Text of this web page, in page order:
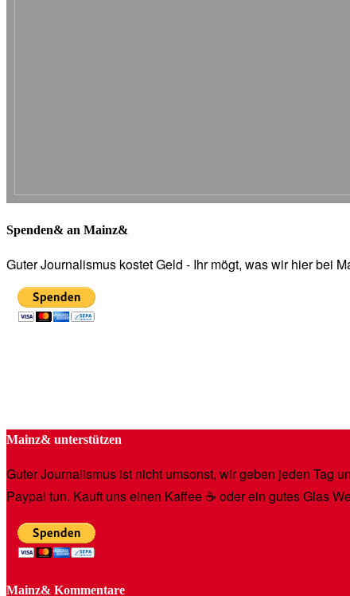
Spenden& an Mainz&
Guter Journalismus kostet Geld - Ihr mögt, was wir hier bei
Mainz& unterstützen
Guter Journalismus ist nicht umsonst, wir geben jeden Tag
Paypal tun. Kauft uns einen Kaffee ☕️ oder ein gutes Glas
Mainz& Kommentare